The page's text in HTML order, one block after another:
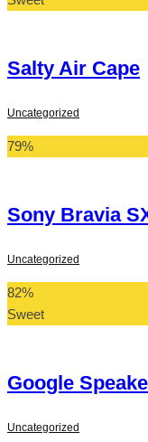
Salty Air Cape
Uncategorized
79%
Sony Bravia
Uncategorized
82%
Sweet
Google
Uncategorized